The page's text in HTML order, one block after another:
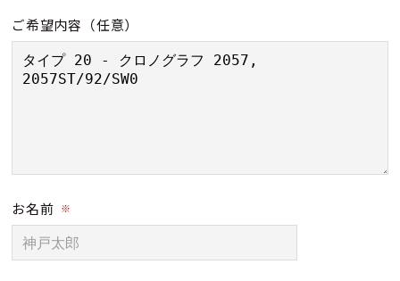
ご希望内容 （任意）
お名前 ※